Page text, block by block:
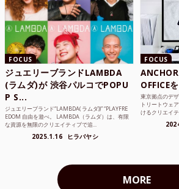
FOCUS
ジュエリーブランドLAMBDA
(ラムダ)が 渋谷パルコでPOPU
P S...
ジュエリーブランド“LAMBDA( ラムダ))” “PLAYFRE
EDOM 自由を遊べ。 LAMBDA（ラムダ）は、有限
な資源を無限のクリエイティブで追...
2025.1.16 ヒラバヤシ
FOCUS
OFFICE
東京拠点のデ
トリートウェ
けるクリエイ
MORE